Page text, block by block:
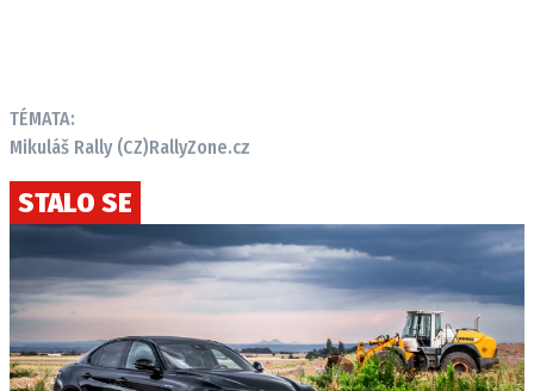
TÉMATA:
Mikuláš Rally (CZ)RallyZone.cz
STALO SE